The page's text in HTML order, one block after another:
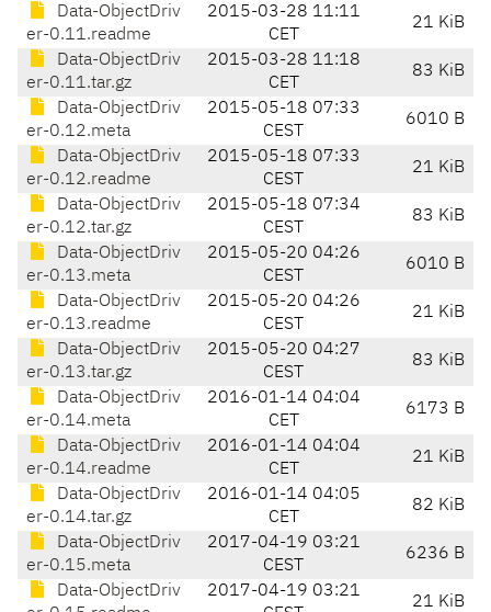
Data-ObjectDriv
er-0.11.readme
2015-03-28 11:11
CET
21 KiB
Data-ObjectDriv
er-0.11.tar.gz
2015-03-28 11:18
CET
83 KiB
Data-ObjectDriv
er-0.12.meta
2015-05-18 07:33
CEST
6010 B
Data-ObjectDriv
er-0.12.readme
2015-05-18 07:33
CEST
21 KiB
Data-ObjectDriv
er-0.12.tar.gz
2015-05-18 07:34
CEST
83 KiB
Data-ObjectDriv
er-0.13.meta
2015-05-20 04:26
CEST
6010 B
Data-ObjectDriv
er-0.13.readme
2015-05-20 04:26
CEST
21 KiB
Data-ObjectDriv
er-0.13.tar.gz
2015-05-20 04:27
CEST
83 KiB
Data-ObjectDriv
er-0.14.meta
2016-01-14 04:04
CET
6173 B
Data-ObjectDriv
er-0.14.readme
2016-01-14 04:04
CET
21 KiB
Data-ObjectDriv
er-0.14.tar.gz
2016-01-14 04:05
CET
82 KiB
Data-ObjectDriv
er-0.15.meta
2017-04-19 03:21
CEST
6236 B
Data-ObjectDriv
2017-04-19 03:21
21 KiB